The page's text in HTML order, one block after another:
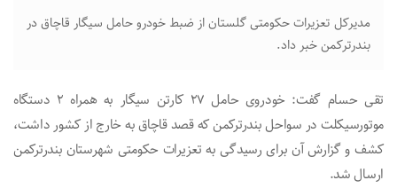
مدیرکل تعزیرات حکومتی گلستان از ضبط خودرو حامل سیگار قاچاق در
بندرترکمن خبر داد.
تقی حسام گفت: خودروی حامل ۲۷ کارتن سیگار به همراه ۲ دستگاه
موتورسیکلت در سواحل بندرترکمن که قصد قاچاق به خارج از کشور داشت،
کشف و گزارش آن برای رسیدگی به تعزیرات حکومتی شهرستان بندرترکمن
ارسال شد.